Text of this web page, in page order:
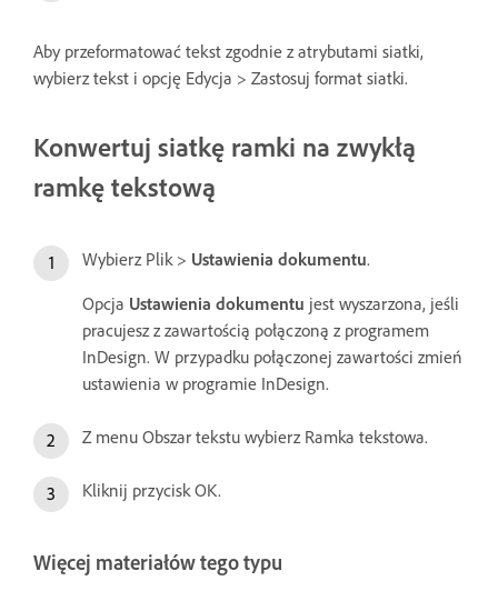
Aby przeformatować tekst zgodnie z atrybutami siatki,
wybierz tekst i opcję Edycja > Zastosuj format siatki.
Konwertuj siatkę ramki na zwykłą
ramkę tekstową
Wybierz Plik > Ustawienia dokumentu.
Opcja Ustawienia dokumentu jest wyszarzona, jeśli
pracujesz z zawartością połączoną z programem
InDesign. W przypadku połączonej zawartości zmień
ustawienia w programie InDesign.
Z menu Obszar tekstu wybierz Ramka tekstowa.
Kliknij przycisk OK.
Więcej materiałów tego typu